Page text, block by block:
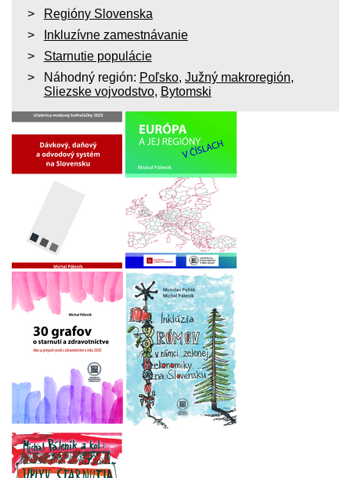
Regióny Slovenska
Inkluzívne zamestnávanie
Starnutie populácie
Náhodný región: Poľsko, Južný makroregión,
Sliezske vojvodstvo, Bytomski